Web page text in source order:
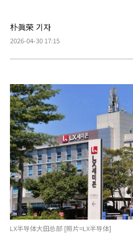
朴眞荣 기자
2026-04-30 17:15
LX半导体大田总部 [照片=LX半导体]